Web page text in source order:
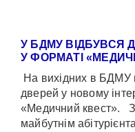
У БДМУ ВІДБУВСЯ
У ФОРМАТІ
На вихідних в БДМУ
дверей у новому
«Медичний квест».
майбутнім